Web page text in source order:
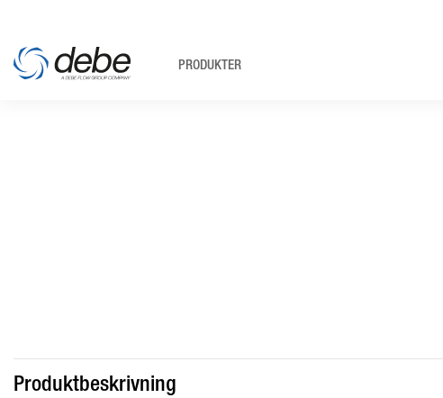
PRODUKTER
Produktbeskrivning